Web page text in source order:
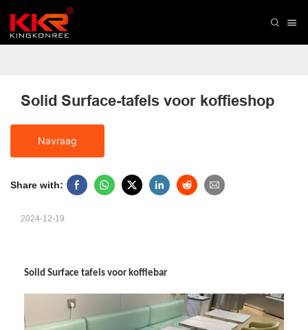
Solid Surface-tafels voor koffieshop
Navraag
Share with:
2024-12-19